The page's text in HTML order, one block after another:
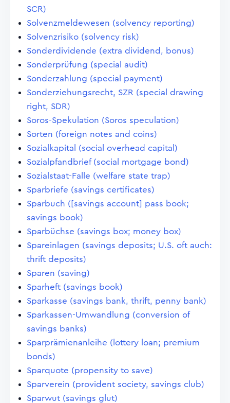
SCR)
Solvenzmeldewesen (solvency reporting)
Solvenzrisiko (solvency risk)
Sonderdividende (extra dividend, bonus)
Sonderprüfung (special audit)
Sonderzahlung (special payment)
Sonderziehungsrecht, SZR (special drawing
right, SDR)
Soros-Spekulation (Soros speculation)
Sorten (foreign notes and coins)
Sozialkapital (social overhead capital)
Sozialpfandbrief (social mortgage bond)
Sozialstaat-Falle (welfare state trap)
Sparbriefe (savings certificates)
Sparbuch ([savings account] pass book;
savings book)
Sparbüchse (savings box; money box)
Spareinlagen (savings deposits; U.S. oft auch:
thrift deposits)
Sparen (saving)
Sparheft (savings book)
Sparkasse (savings bank, thrift, penny bank)
Sparkassen-Umwandlung (conversion of
savings banks)
Sparprämienanleihe (lottery loan; premium
bonds)
Sparquote (propensity to save)
Sparverein (provident society, savings club)
Sparwut (savings glut)